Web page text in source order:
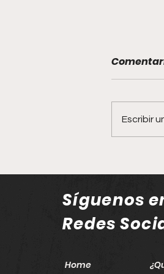
en el
Escribir
Síguenos
Redes
Home